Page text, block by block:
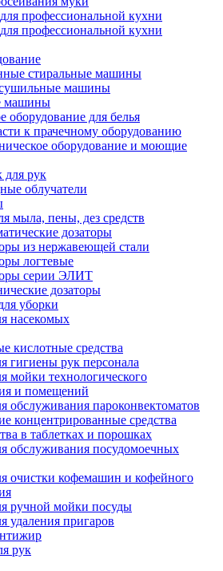
профессиональной кухни
профессиональной кухни
стиральные машины
машины
машины
оборудование для белья
к прачечному оборудованию
оборудование и моющие
для рук
облучатели
мыла, пены, дез средств
дозаторы
из нержавеющей стали
логтевые
серии ЭЛИТ
дозаторы
уборки
насекомых
кислотные средства
гигиены рук персонала
мойки технологического
и помещений
обслуживания пароконвектоматов
концентрированные средства
в таблетках и порошках
обслуживания посудомоечных
очистки кофемашин и кофейного
ручной мойки посуды
удаления пригаров
рук